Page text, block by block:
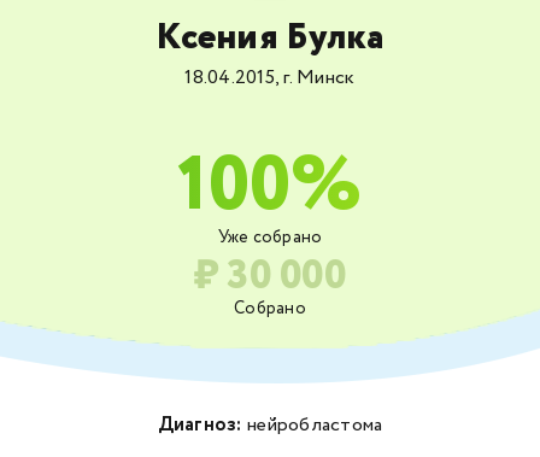
Собрано
₽ 30 000
Уже собрано
100%
Ксения Булка
18.04.2015, г. Минск
Диагноз: нейробластома